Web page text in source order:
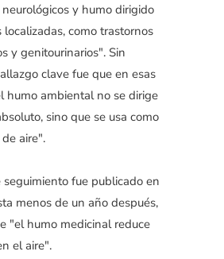
y humo dirigido
localizadas, como trastornos
y genitourinarios". Sin
clave fue que en esas
humo ambiental no se dirige
sino que se usa como
aire".
seguimiento fue publicado en
menos de un año después,
"el humo medicinal reduce
el aire".